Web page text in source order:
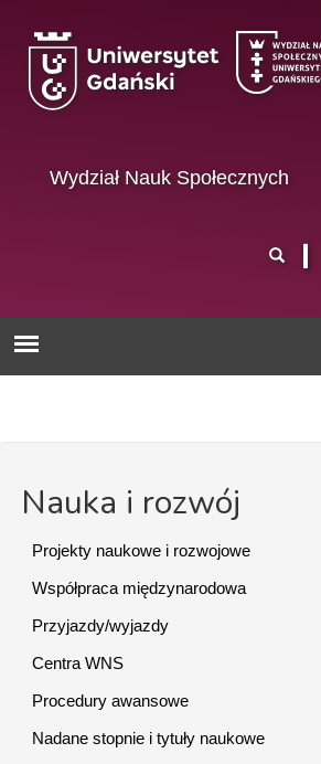
Wydział Nauk Społecznych
wyszukiwania
Nauka i rozwój
Projekty naukowe i rozwojowe
Współpraca międzynarodowa
Przyjazdy/wyjazdy
Centra WNS
Procedury awansowe
Nadane stopnie i tytuły naukowe